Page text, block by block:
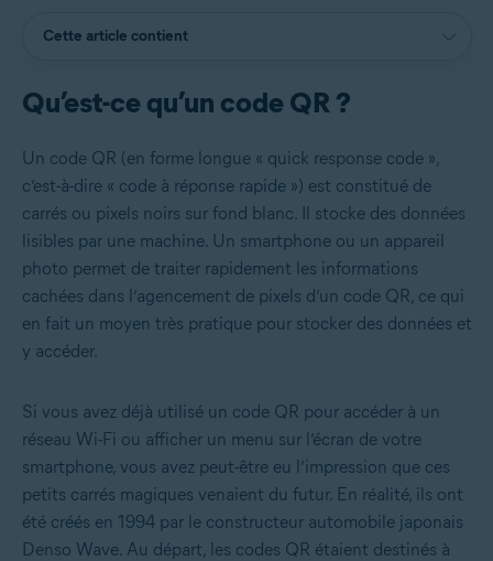
Cette article contient
Qu’est-ce qu’un code QR ?
Un code QR (en forme longue « quick response code »,
c’est-à-dire « code à réponse rapide ») est constitué de
carrés ou pixels noirs sur fond blanc. Il stocke des données
lisibles par une machine. Un smartphone ou un appareil
photo permet de traiter rapidement les informations
cachées dans l’agencement de pixels d’un code QR, ce qui
en fait un moyen très pratique pour stocker des données et
y accéder.
Si vous avez déjà utilisé un code QR pour accéder à un
réseau Wi-Fi ou afficher un menu sur l’écran de votre
smartphone, vous avez peut-être eu l’impression que ces
petits carrés magiques venaient du futur. En réalité, ils ont
été créés en 1994 par le constructeur automobile japonais
Denso Wave. Au départ, les codes QR étaient destinés à